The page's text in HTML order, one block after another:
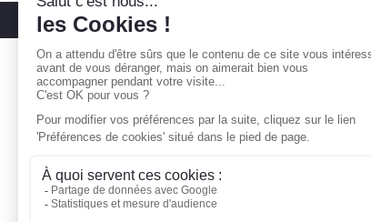
Découvrez nos parkings moto
Gare ta Bécane
À propos
Comment ça marche ?
Je suis propriétaire
Blog